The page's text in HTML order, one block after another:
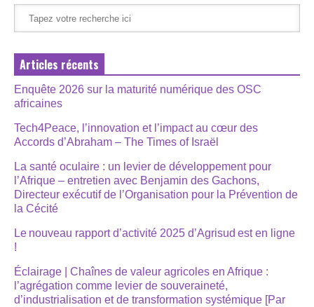
Articles récents
Enquête 2026 sur la maturité numérique des OSC
africaines
Tech4Peace, l’innovation et l’impact au cœur des
Accords d’Abraham – The Times of Israël
La santé oculaire : un levier de développement pour
l’Afrique – entretien avec Benjamin des Gachons,
Directeur exécutif de l’Organisation pour la Prévention de
la Cécité
Le nouveau rapport d’activité 2025 d’Agrisud est en ligne
!
Éclairage | Chaînes de valeur agricoles en Afrique :
l’agrégation comme levier de souveraineté,
d’industrialisation et de transformation systémique [Par